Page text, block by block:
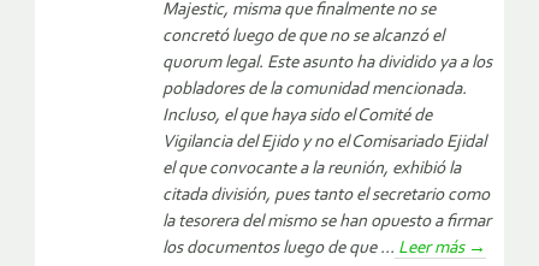
Majestic, misma que finalmente no se
concretó luego de que no se alcanzó el
quorum legal. Este asunto ha dividido ya a los
pobladores de la comunidad mencionada.
Incluso, el que haya sido el Comité de
Vigilancia del Ejido y no el Comisariado Ejidal
el que convocante a la reunión, exhibió la
citada división, pues tanto el secretario como
la tesorera del mismo se han opuesto a firmar
los documentos luego de que ... Leer más →